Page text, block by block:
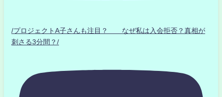
/プロジェクトA子さんも注目？ なぜ私は入会拒否？真相が
刺さる3分間？/